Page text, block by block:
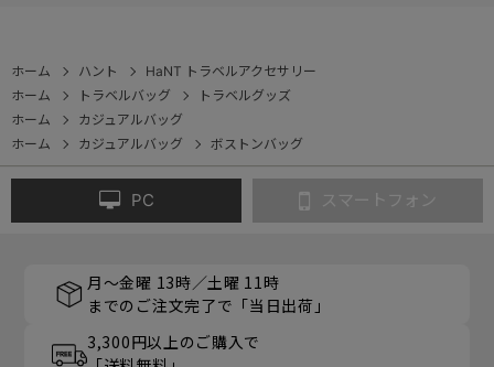
ホーム ハント
HaNT トラベルアクセサリー
ホーム
トラベルバッグ
トラベルグッズ
ホーム
カジュアルバッグ
ホーム
カジュアルバッグ ボストンバッグ
PC スマートフォン
月～金曜 13時／土曜 11時
までのご注文完了で「当日出荷」
3,300円以上のご購入で